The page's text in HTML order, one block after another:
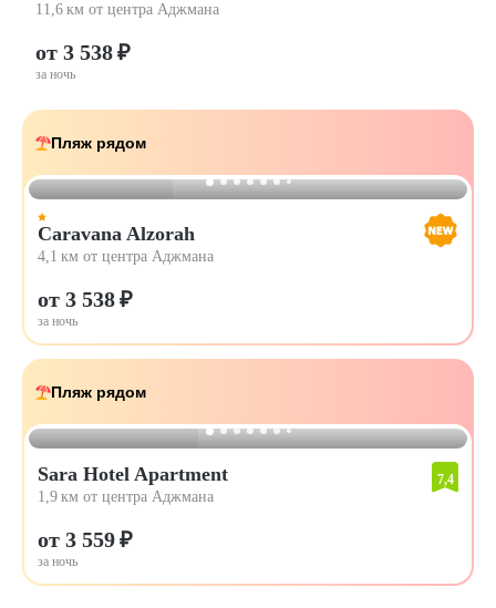
11,6 км от центра Аджмана
от 3 538 ₽
за ночь
Пляж рядом
Caravana Alzorah
4,1 км от центра Аджмана
от 3 538 ₽
за ночь
Пляж рядом
Sara Hotel Apartment
1,9 км от центра Аджмана
7,4
от 3 559 ₽
за ночь